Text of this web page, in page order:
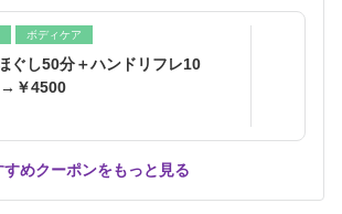
ボディケア
ぐし50分＋ハンドリフレ10
￥4500
すめクーポンをもっと見る